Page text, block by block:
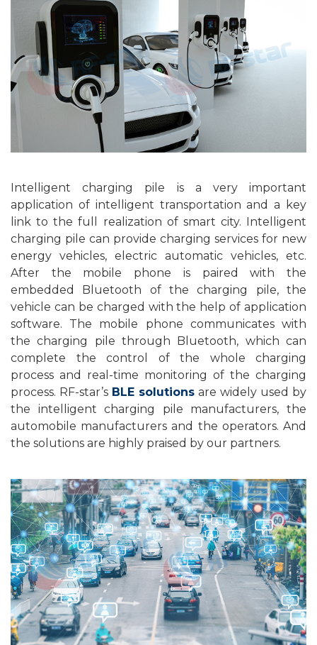
Intelligent charging pile is a very important
application of intelligent transportation and a key
link to the full realization of smart city. Intelligent
charging pile can provide charging services for new
energy vehicles, electric automatic vehicles, etc.
After the mobile phone is paired with the
embedded Bluetooth of the charging pile, the
vehicle can be charged with the help of application
software. The mobile phone communicates with
the charging pile through Bluetooth, which can
complete the control of the whole charging
process and real-time monitoring of the charging
process. RF-star’s BLE solutions are widely used by
the intelligent charging pile manufacturers, the
automobile manufacturers and the operators. And
the solutions are highly praised by our partners.